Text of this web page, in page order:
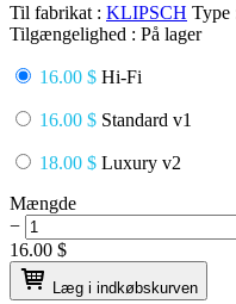
Til fabrikat : KLIPSCH Type
Tilgængelighed : På lager
16.00 $ Hi-Fi
16.00 $ Standard v1
18.00 $ Luxury v2
Mængde
−
16.00 $
Læg i indkøbskurven